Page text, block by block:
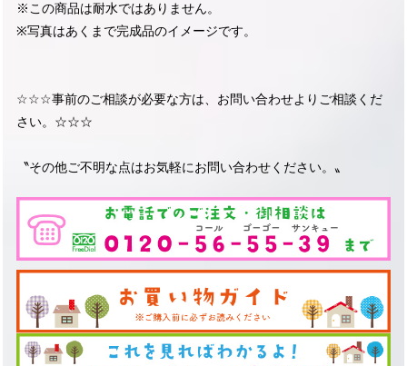
※この商品は耐水ではありません。
※写真はあくまで完成品のイメージです。
☆☆☆事前のご相談が必要な方は、お問い合わせよりご相談くだ
さい。☆☆☆
〝その他ご不明な点はお気軽にお問い合わせください。〟